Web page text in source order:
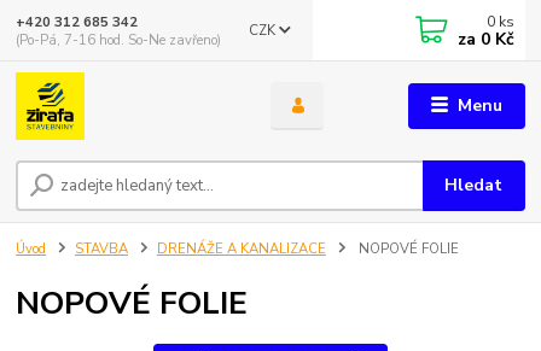
Menu
CZK
Hledat
+420 312 685 342
(Po-Pá, 7-16 hod. So-Ne zavřeno)
0 ks
za 0 Kč
Úvod STAVBA DRENÁŽE A KANALIZACE NOPOVÉ FOLIE
NOPOVÉ FOLIE